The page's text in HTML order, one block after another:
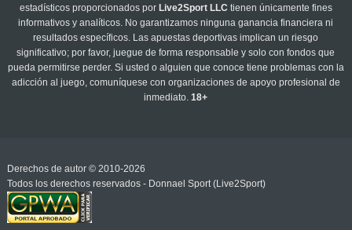
estadísticos proporcionados por Live2Sport LLC tienen únicamente fines
informativos y analíticos. No garantizamos ninguna ganancia financiera ni
resultados específicos. Las apuestas deportivas implican un riesgo
significativo; por favor, juegue de forma responsable y solo con fondos que
pueda permitirse perder. Si usted o alguien que conoce tiene problemas con la
adicción al juego, comuníquese con organizaciones de apoyo profesional de
inmediato.18+
Derechos de autor © 2010-2026
Todos los derechos reservados - Donnael Sport (Live2Sport)